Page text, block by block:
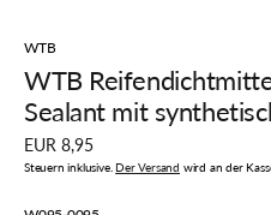
WTB
WTB
Sealant mit
Regulärer
Preis
EUR 8,95
Steuern inklusive. Der Versand wird an der